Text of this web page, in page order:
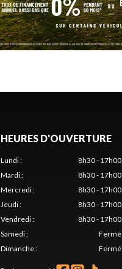
HEURES D'OUVERTURE
Lundi:
8h30 - 17h00
Mardi:
8h30 - 17h00
Mercredi:
8h30 - 17h00
Jeudi:
8h30 - 17h00
Vendredi:
8h30 - 17h00
Samedi:
Fermé
Dimanche: Fermé